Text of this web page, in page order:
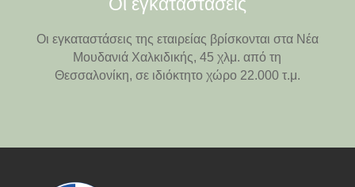
Οι εγκαταστάσεις της εταιρείας βρίσκονται στα Νέα
Μουδανιά Χαλκιδικής, 45 χλμ. από τη
Θεσσαλονίκη, σε ιδιόκτητο χώρο 22.000 τ.μ.